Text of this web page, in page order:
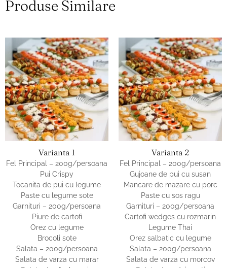
Produse Similare
Varianta 1
Fel Principal – 200g/persoana
Pui Crispy
Tocanita de pui cu legume
Paste cu legume sote
Garnituri – 200g/persoana
Piure de cartofi
Orez cu legume
Brocoli sote
Salata – 200g/persoana
Salata de varza cu marar
Varianta 2
Fel Principal – 200g/persoana
Gujoane de pui cu susan
Mancare de mazare cu porc
Paste cu sos ragu
Garnituri – 200g/persoana
Cartofi wedges cu rozmarin
Legume Thai
Orez salbatic cu legume
Salata – 200g/persoana
Salata de varza cu morcov